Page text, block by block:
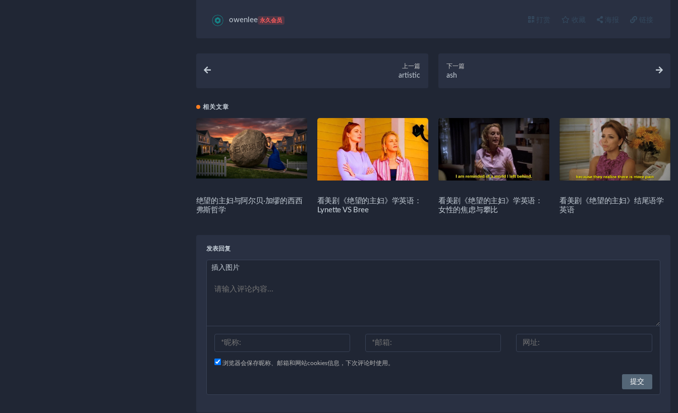
owenlee 永久会员 打赏 收藏 海报 链接
上一篇
artistic
下一篇
ash
相关文章
绝望的主妇与阿尔贝·加缪的西西
弗斯哲学
看美剧《绝望的主妇》学英语：
Lynette VS Bree
看美剧《绝望的主妇》学英语：
女性的焦虑与攀比
看美剧《绝望的主妇》结尾语学
英语
发表回复
插入图片
浏览器会保存昵称、邮箱和网站cookies信息，下次评论时使用。